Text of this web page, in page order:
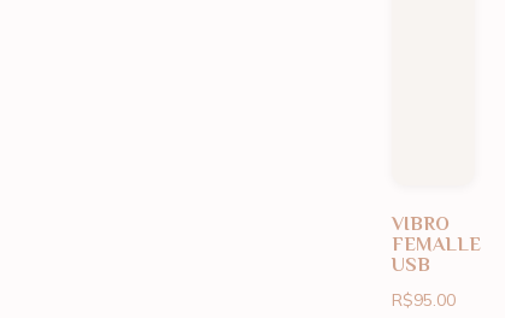
VIBRO
FEMALLE
USB
R$95.00